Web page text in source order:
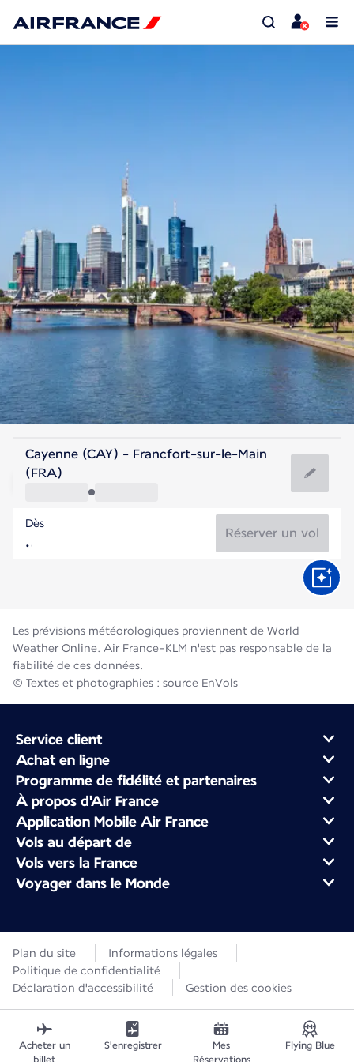
Allemagne
Francfort
Durée du vol
Cayenne (CAY) - Francfort-sur-le-Main
(FRA)
Dès
Réserver un vol
Les prévisions météorologiques proviennent de World
Weather Online. Air France-KLM n'est pas responsable de la
fiabilité de ces données.
© Textes et photographies : source EnVols
Service client
Achat en ligne
Programme de fidélité et partenaires
À propos d'Air France
Application Mobile Air France
Vols au départ de
Vols vers la France
Voyager dans le Monde
Plan du site
Informations légales
Politique de confidentialité
Déclaration d'accessibilité
Gestion des cookies
Acheter un
billet
S'enregistrer
Mes
Réservations
Flying Blue